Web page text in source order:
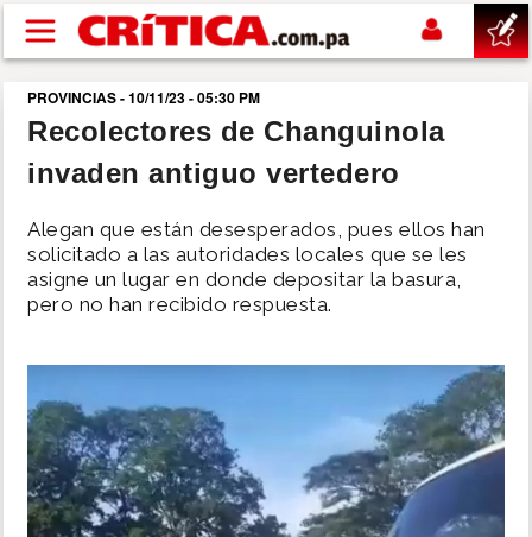
Pasar al contenido principal
buscar
SUCESOS
NACIONAL
POLÍTICA
DEPORTES
MUNDO
PROVINCIAS - 10/11/23 - 05:30 PM
Recolectores de Changuinola
invaden antiguo vertedero
Alegan que están desesperados, pues ellos han
solicitado a las autoridades locales que se les
asigne un lugar en donde depositar la basura,
pero no han recibido respuesta.